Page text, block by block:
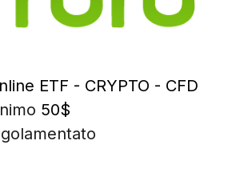
ETF - CRYPTO - CFD
50$